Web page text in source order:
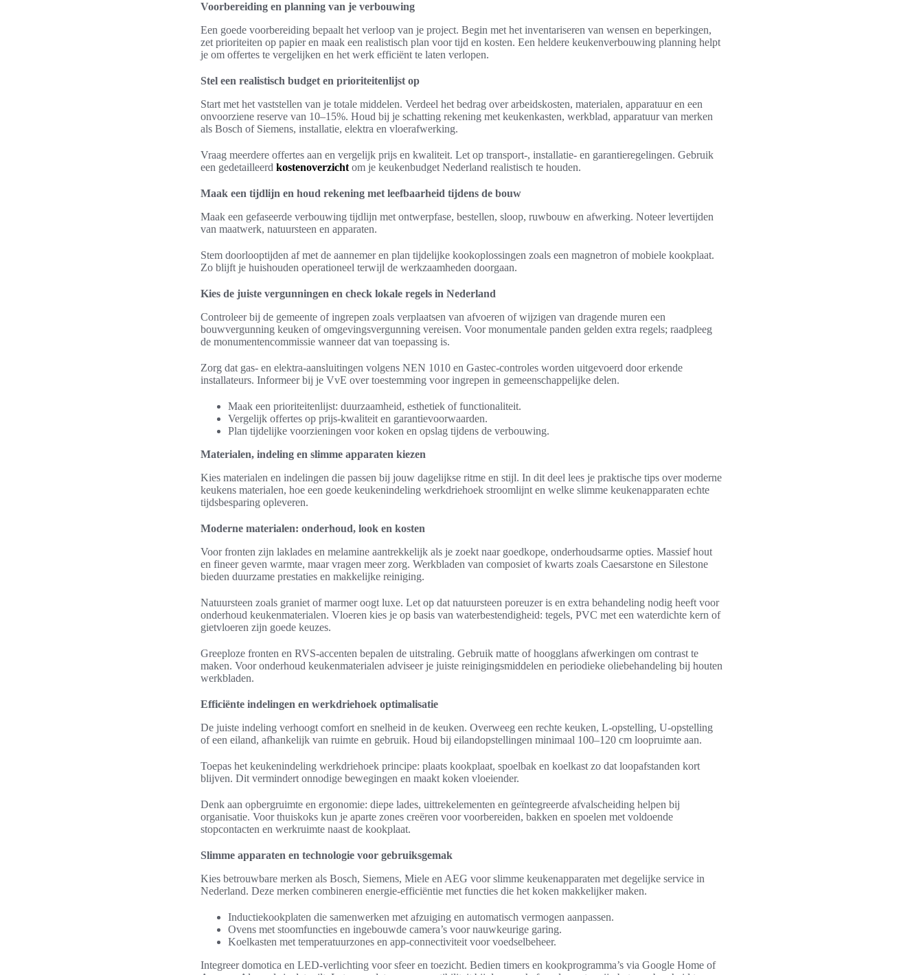
Voorbereiding en planning van je verbouwing
Een goede voorbereiding bepaalt het verloop van je project. Begin met het inventariseren van wensen en beperkingen,
zet prioriteiten op papier en maak een realistisch plan voor tijd en kosten. Een heldere keukenverbouwing planning helpt
je om offertes te vergelijken en het werk efficiënt te laten verlopen.
Stel een realistisch budget en prioriteitenlijst op
Start met het vaststellen van je totale middelen. Verdeel het bedrag over arbeidskosten, materialen, apparatuur en een
onvoorziene reserve van 10–15%. Houd bij je schatting rekening met keukenkasten, werkblad, apparatuur van merken
als Bosch of Siemens, installatie, elektra en vloerafwerking.
Vraag meerdere offertes aan en vergelijk prijs en kwaliteit. Let op transport-, installatie- en garantieregelingen. Gebruik
een gedetailleerd kostenoverzicht om je keukenbudget Nederland realistisch te houden.
Maak een tijdlijn en houd rekening met leefbaarheid tijdens de bouw
Maak een gefaseerde verbouwing tijdlijn met ontwerpfase, bestellen, sloop, ruwbouw en afwerking. Noteer levertijden
van maatwerk, natuursteen en apparaten.
Stem doorlooptijden af met de aannemer en plan tijdelijke kookoplossingen zoals een magnetron of mobiele kookplaat.
Zo blijft je huishouden operationeel terwijl de werkzaamheden doorgaan.
Kies de juiste vergunningen en check lokale regels in Nederland
Controleer bij de gemeente of ingrepen zoals verplaatsen van afvoeren of wijzigen van dragende muren een
bouwvergunning keuken of omgevingsvergunning vereisen. Voor monumentale panden gelden extra regels; raadpleeg
de monumentencommissie wanneer dat van toepassing is.
Zorg dat gas- en elektra-aansluitingen volgens NEN 1010 en Gastec-controles worden uitgevoerd door erkende
installateurs. Informeer bij je VvE over toestemming voor ingrepen in gemeenschappelijke delen.
Maak een prioriteitenlijst: duurzaamheid, esthetiek of functionaliteit.
Vergelijk offertes op prijs-kwaliteit en garantievoorwaarden.
Plan tijdelijke voorzieningen voor koken en opslag tijdens de verbouwing.
Materialen, indeling en slimme apparaten kiezen
Kies materialen en indelingen die passen bij jouw dagelijkse ritme en stijl. In dit deel lees je praktische tips over moderne
keukens materialen, hoe een goede keukenindeling werkdriehoek stroomlijnt en welke slimme keukenapparaten echte
tijdsbesparing opleveren.
Moderne materialen: onderhoud, look en kosten
Voor fronten zijn laklades en melamine aantrekkelijk als je zoekt naar goedkope, onderhoudsarme opties. Massief hout
en fineer geven warmte, maar vragen meer zorg. Werkbladen van composiet of kwarts zoals Caesarstone en Silestone
bieden duurzame prestaties en makkelijke reiniging.
Natuursteen zoals graniet of marmer oogt luxe. Let op dat natuursteen poreuzer is en extra behandeling nodig heeft voor
onderhoud keukenmaterialen. Vloeren kies je op basis van waterbestendigheid: tegels, PVC met een waterdichte kern of
gietvloeren zijn goede keuzes.
Greeploze fronten en RVS-accenten bepalen de uitstraling. Gebruik matte of hoogglans afwerkingen om contrast te
maken. Voor onderhoud keukenmaterialen adviseer je juiste reinigingsmiddelen en periodieke oliebehandeling bij houten
werkbladen.
Efficiënte indelingen en werkdriehoek optimalisatie
De juiste indeling verhoogt comfort en snelheid in de keuken. Overweeg een rechte keuken, L-opstelling, U-opstelling
of een eiland, afhankelijk van ruimte en gebruik. Houd bij eilandopstellingen minimaal 100–120 cm loopruimte aan.
Toepas het keukenindeling werkdriehoek principe: plaats kookplaat, spoelbak en koelkast zo dat loopafstanden kort
blijven. Dit vermindert onnodige bewegingen en maakt koken vloeiender.
Denk aan opbergruimte en ergonomie: diepe lades, uittrekelementen en geïntegreerde afvalscheiding helpen bij
organisatie. Voor thuiskoks kun je aparte zones creëren voor voorbereiden, bakken en spoelen met voldoende
stopcontacten en werkruimte naast de kookplaat.
Slimme apparaten en technologie voor gebruiksgemak
Kies betrouwbare merken als Bosch, Siemens, Miele en AEG voor slimme keukenapparaten met degelijke service in
Nederland. Deze merken combineren energie-efficiëntie met functies die het koken makkelijker maken.
Inductiekookplaten die samenwerken met afzuiging en automatisch vermogen aanpassen.
Ovens met stoomfuncties en ingebouwde camera’s voor nauwkeurige garing.
Koelkasten met temperatuurzones en app-connectiviteit voor voedselbeheer.
Integreer domotica en LED-verlichting voor sfeer en toezicht. Bedien timers en kookprogramma’s via Google Home of